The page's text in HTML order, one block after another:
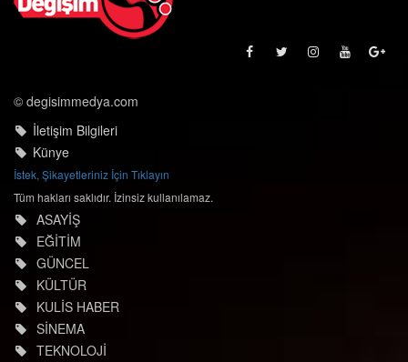
© degisimmedya.com
İletişim Bilgileri
Künye
İstek, Şikayetleriniz İçin Tıklayın
Tüm hakları saklıdır. İzinsiz kullanılamaz.
ASAYİŞ
EĞİTİM
GÜNCEL
KÜLTÜR
KULİS HABER
SİNEMA
TEKNOLOJİ